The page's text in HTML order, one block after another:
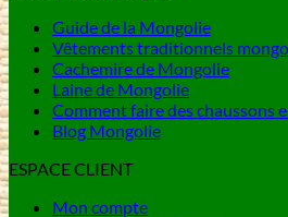
Guide de la Mongolie
Vêtements traditionnels
Cachemire de Mongolie
Laine de Mongolie
Comment faire des chaussons
Blog Mongolie
ESPACE CLIENT
Mon compte